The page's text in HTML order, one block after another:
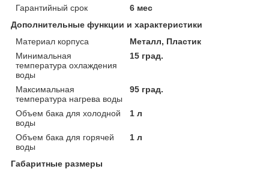
Гарантийный срок
6 мес
Дополнительные функции и характеристики
Материал корпуса
Металл, Пластик
Минимальная
температура охлаждения
воды
15 град.
Максимальная
температура нагрева воды
95 град.
Объем бака для холодной
воды
1 л
Объем бака для горячей
воды
1 л
Габаритные размеры